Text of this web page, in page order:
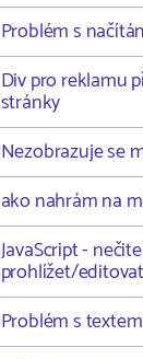
Problém s
Div pro reklamu
stránky
Nezobrazuje se
ako nahrám na
JavaScript -
prohlížet/editovat
Problém s textem